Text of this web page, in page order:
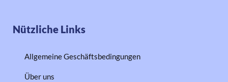
Nützliche Links
Allgemeine Geschäftsbedingungen
Über uns